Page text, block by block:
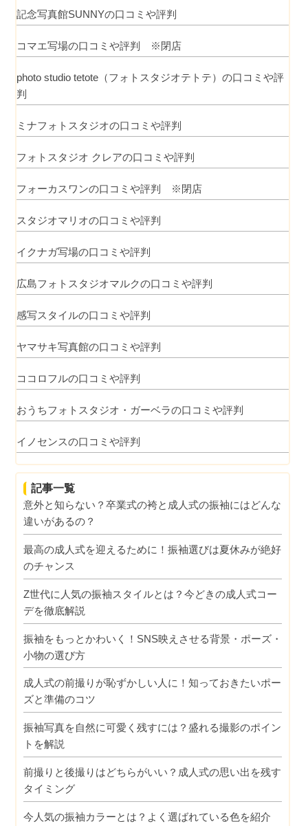
記念写真館SUNNYの口コミや評判
コマエ写場の口コミや評判 ※閉店
photo studio tetote（フォトスタジオテトテ）の口コミや評
判
ミナフォトスタジオの口コミや評判
フォトスタジオ クレアの口コミや評判
フォーカスワンの口コミや評判 ※閉店
スタジオマリオの口コミや評判
イクナガ写場の口コミや評判
広島フォトスタジオマルクの口コミや評判
感写スタイルの口コミや評判
ヤマサキ写真館の口コミや評判
ココロフルの口コミや評判
おうちフォトスタジオ・ガーベラの口コミや評判
イノセンスの口コミや評判
記事一覧
意外と知らない？卒業式の袴と成人式の振袖にはどんな
違いがあるの？
最高の成人式を迎えるために！振袖選びは夏休みが絶好
のチャンス
Z世代に人気の振袖スタイルとは？今どきの成人式コー
デを徹底解説
振袖をもっとかわいく！SNS映えさせる背景・ポーズ・
小物の選び方
成人式の前撮りが恥ずかしい人に！知っておきたいポー
ズと準備のコツ
振袖写真を自然に可愛く残すには？盛れる撮影のポイン
トを解説
前撮りと後撮りはどちらがいい？成人式の思い出を残す
タイミング
今人気の振袖カラーとは？よく選ばれている色を紹介